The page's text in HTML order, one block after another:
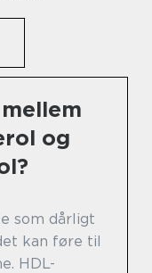
og
som dårligt
kan føre til
HDL-